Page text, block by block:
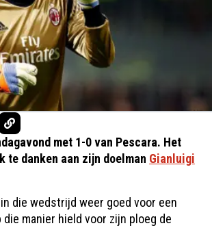
met 1-0 van Pescara. Het
te danken aan zijn doelman Gianluigi
die wedstrijd weer goed voor een
manier hield voor zijn ploeg de